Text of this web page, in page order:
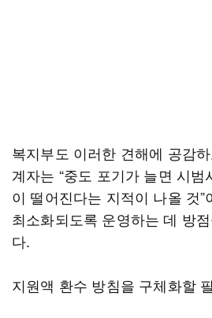
복지부도 이러한 견해에 공감
계자는 “중도 포기가 늘면 시범
이 떨어진다는 지적이 나올 것”
최소화되도록 운영하는 데 방
다.
지원액 환수 방침을 구체화할